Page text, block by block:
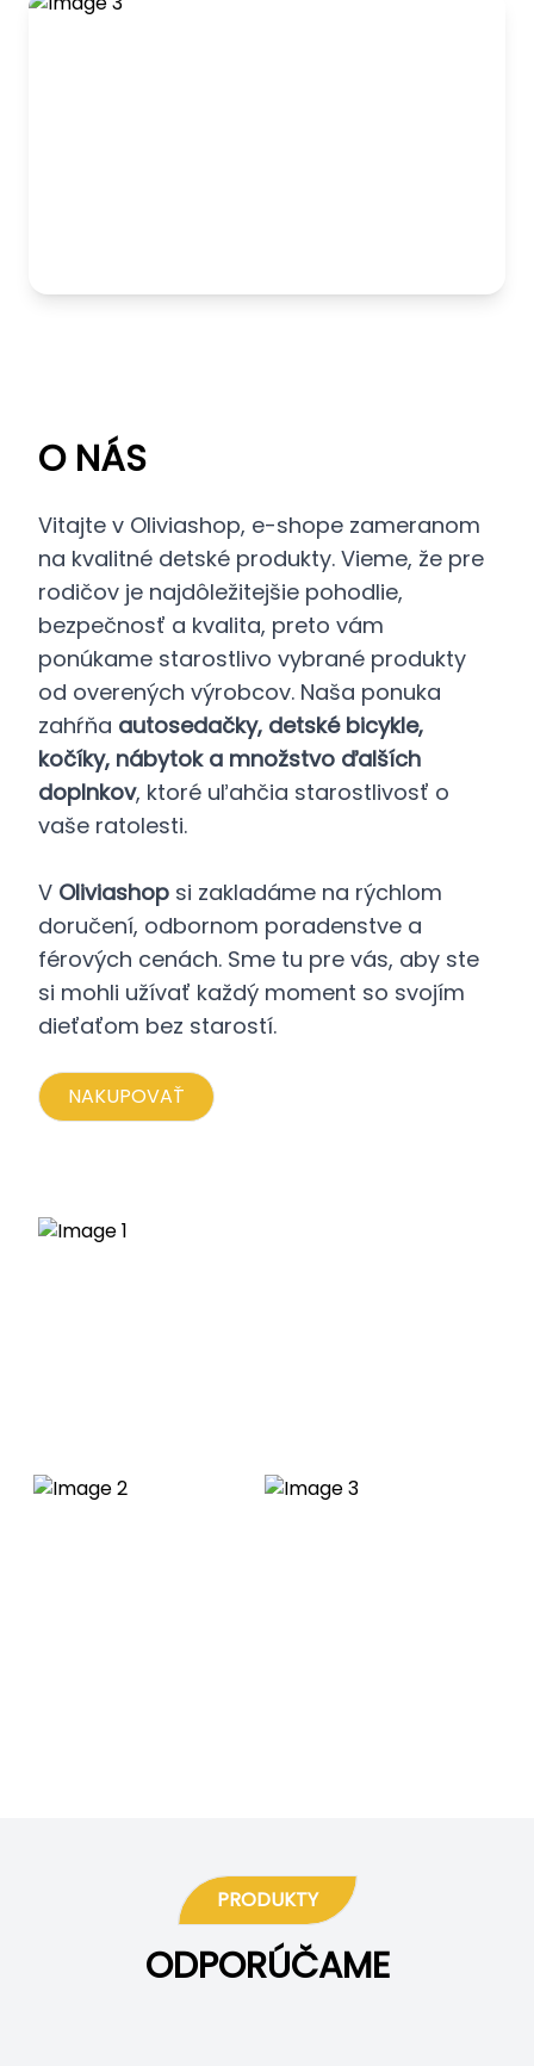
O NÁS
Vitajte v Oliviashop, e-shope zameranom
na kvalitné detské produkty. Vieme, že pre
rodičov je najdôležitejšie pohodlie,
bezpečnosť a kvalita, preto vám
ponúkame starostlivo vybrané produkty
od overených výrobcov. Naša ponuka
zahŕňa autosedačky, detské bicykle,
kočíky, nábytok a množstvo ďalších
doplnkov, ktoré uľahčia starostlivosť o
vaše ratolesti.
V Oliviashop si zakladáme na rýchlom
doručení, odbornom poradenstve a
férových cenách. Sme tu pre vás, aby ste
si mohli užívať každý moment so svojím
dieťaťom bez starostí.
NAKUPOVAŤ
PRODUKTY
ODPORÚČAME